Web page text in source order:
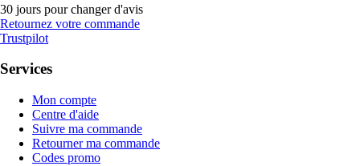
30 jours pour changer d'avis
Retournez votre commande
Trustpilot
Services
Mon compte
Centre d'aide
Suivre ma commande
Retourner ma commande
Codes promo